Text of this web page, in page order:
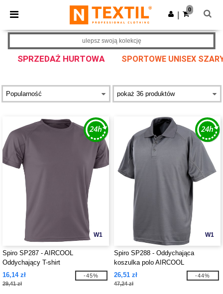
× Aplikacja Ntextil
Lepsze ceny w aplikacji!
Pobierz app
0
SPRZEDAŻ HURTOWA SPORTOWE UNISEX
ulepsz swoją kolekcję
W1
Spiro SP287 - AIRCOOL
Oddychający T-shirt
16,14 zł
29,41 zł
-45%
W1
Spiro SP288 - Oddychająca
koszulka polo AIRCOOL
26,51 zł
47,24 zł
-44%